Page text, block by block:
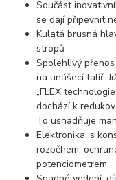
Součást
se dají připevnit
Kulatá brusná
stropů
Spolehlivý
na unášecí talíř.
„FLEX
dochází k
To usnadňuje
Elektronika: s
rozběhem,
potenciometrem